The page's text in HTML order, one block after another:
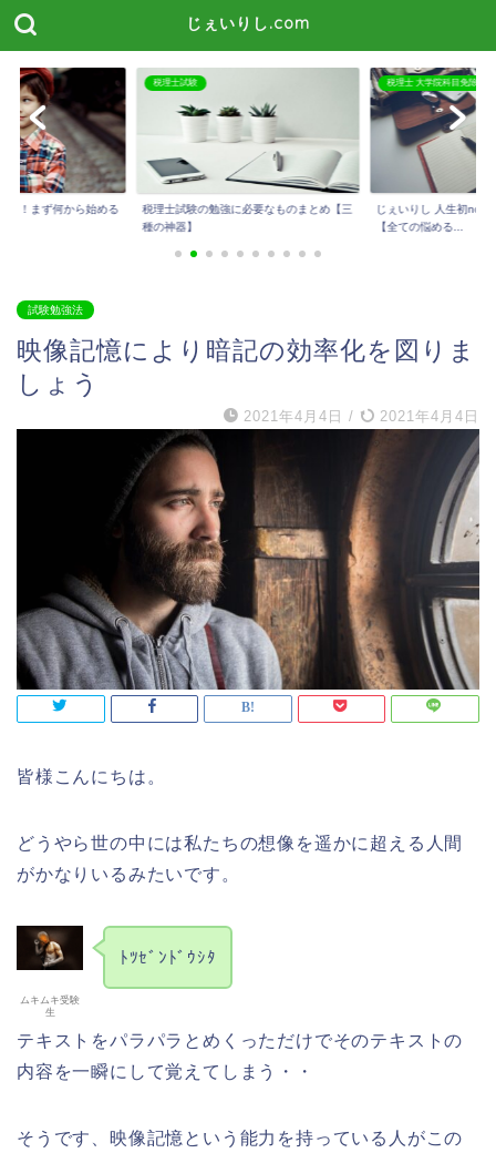
じぇいりし.com
い！まず何から始める
税理士試験
税理士試験の勉強に必要なものまとめ【三
種の神器】
税理士 大学院科目免除
じぇいりし 人生初note
【全ての悩める...
試験勉強法
映像記憶により暗記の効率化を図りま
しょう
2021年4月4日 / 2021年4月4日
皆様こんにちは。
どうやら世の中には私たちの想像を遥かに超える人間
がかなりいるみたいです。
ムキムキ受験
生
ﾄﾂｾﾞﾝﾄﾞｳｼﾀ
テキストをパラパラとめくっただけでそのテキストの
内容を一瞬にして覚えてしまう・・
そうです、映像記憶という能力を持っている人がこの